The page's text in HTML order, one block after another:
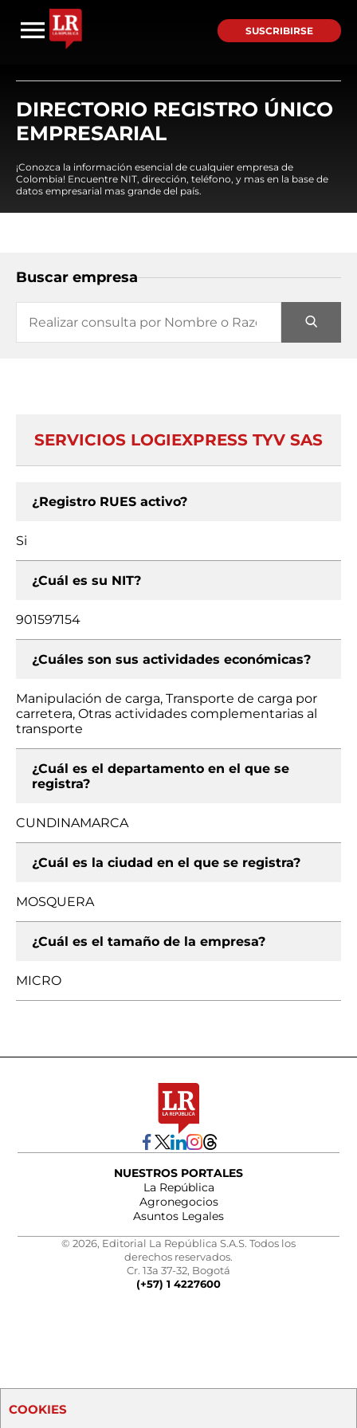
SUSCRIBIRSE
DIRECTORIO REGISTRO ÚNICO
EMPRESARIAL
¡Conozca la información esencial de cualquier empresa de
Colombia! Encuentre NIT, dirección, teléfono, y mas en la base de
datos empresarial mas grande del país.
Buscar empresa
SERVICIOS LOGIEXPRESS TYV SAS
¿Registro RUES activo?
Si
¿Cuál es su NIT?
901597154
¿Cuáles son sus actividades económicas?
Manipulación de carga, Transporte de carga por
carretera, Otras actividades complementarias al
transporte
¿Cuál es el departamento en el que se
registra?
CUNDINAMARCA
¿Cuál es la ciudad en el que se registra?
MOSQUERA
¿Cuál es el tamaño de la empresa?
MICRO
NUESTROS PORTALES
La República
Agronegocios
Asuntos Legales
© 2026, Editorial La República S.A.S. Todos los
derechos reservados.
Cr. 13a 37-32, Bogotá
(+57) 1 4227600
COOKIES